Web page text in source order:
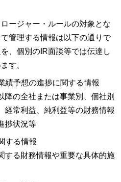
ージャー・ルールの対象とな
管理する情報は以下の通りで
、個別のIR面談等では伝達し
す。
績予想の進捗に関する情報
降の全社または事業別、個社別
経常利益、純利益等の財務情報
捗状況等
する情報
する財務情報や重要な具体的施